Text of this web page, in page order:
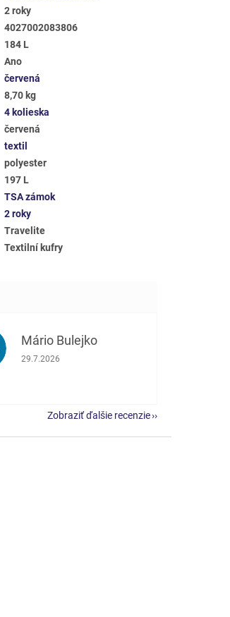
2 roky
4027002083806
184 L
Ano
červená
8,70 kg
4 kolieska
červená
textil
polyester
197 L
TSA zámok
2 roky
Travelite
Textilní kufry
Mário Bulejko
Hodnotenie obchodu je 5 z 5 hviezdičiek.
29.7.2026
Zobraziť ďalšie recenzie